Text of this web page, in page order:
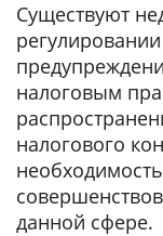
Существуют
налоговым
налогового
данной сфере.